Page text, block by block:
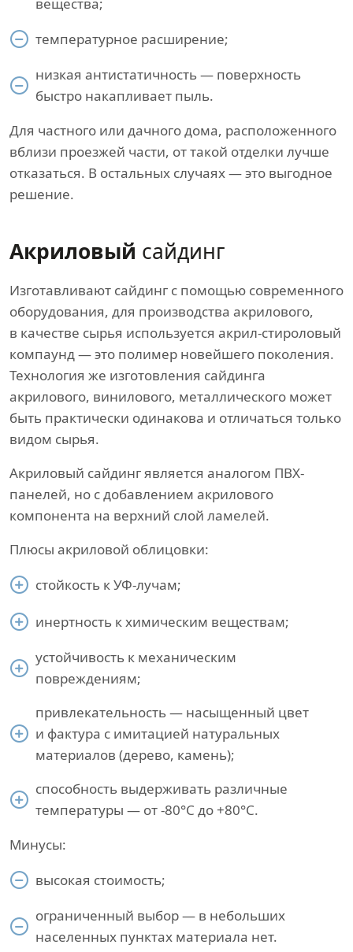
температурное расширение;
низкая антистатичность — поверхность
быстро накапливает пыль.
Для частного или дачного дома, расположенного
вблизи проезжей части, от такой отделки лучше
отказаться. В остальных случаях — это выгодное
решение.
Акриловый сайдинг
Изготавливают сайдинг с помощью современного
оборудования, для производства акрилового,
в качестве сырья используется акрил-стироловый
компаунд — это полимер новейшего поколения.
Технология же изготовления сайдинга
акрилового, винилового, металлического может
быть практически одинакова и отличаться только
видом сырья.
Акриловый сайдинг является аналогом ПВХ-
панелей, но с добавлением акрилового
компонента на верхний слой ламелей.
Плюсы акриловой облицовки:
стойкость к УФ-лучам;
инертность к химическим веществам;
устойчивость к механическим
повреждениям;
привлекательность — насыщенный цвет
и фактура с имитацией натуральных
материалов (дерево, камень);
способность выдерживать различные
температуры — от -80°С до +80°С.
Минусы:
высокая стоимость;
ограниченный выбор — в небольших
населенных пунктах материала нет.